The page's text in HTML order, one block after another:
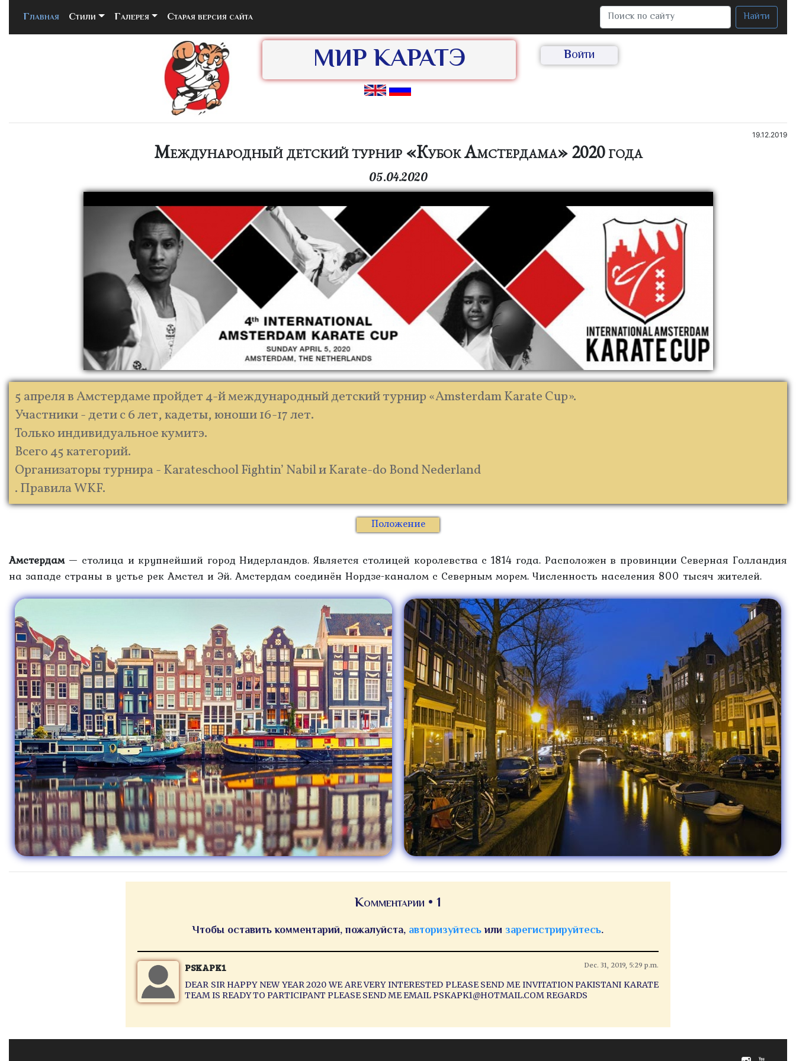
Главная (current)
Стили Галерея Старая версия сайта Найти
МИР КАРАТЭ Войти
19.12.2019
Международный детский турнир «Кубок Амстердама» 2020 года
05.04.2020
5 апреля в Амстердаме пройдет 4-й международный детский турнир «Amsterdam Karate Cup».
Участники - дети с 6 лет, кадеты, юноши 16-17 лет.
Только индивидуальное кумитэ.
Всего 45 категорий.
Организаторы турнира - Karateschool Fightin’ Nabil и Karate-do Bond Nederland
. Правила WKF.
Положение
Амстердам— столица и крупнейший город Нидерландов. Является столицей королевства с 1814 года. Расположен в провинции Северная Голландия
на западе страны в устье рек Амстел и Эй. Амстердам соединён Нордзе-каналом с Северным морем. Численность населения 800 тысяч жителей.
Комментарии • 1
Чтобы оставить комментарий, пожалуйста, авторизуйтесьили зарегистрируйтесь.
PSKAPK1 Dec. 31, 2019, 5:29 p.m.
DEAR SIR HAPPY NEW YEAR 2020 WE ARE VERY INTERESTED PLEASE SEND ME INVITATION PAKISTANI KARATE
TEAM IS READY TO PARTICIPANT PLEASE SEND ME EMAIL PSKAPK1@HOTMAIL.COM REGARDS